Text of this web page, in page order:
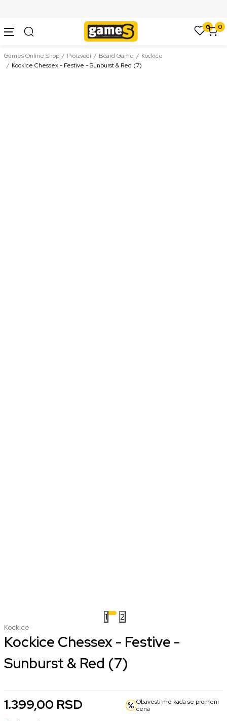
0 0
Games Online Shop Proizvodi Board Game
Kockice
Kockice Chessex - Festive - Sunburst & Red (7)
1 2
Kockice
Kockice Chessex - Festive -
Sunburst & Red (7)
1.399,00 RSD
Obavesti me kada se promeni
cena